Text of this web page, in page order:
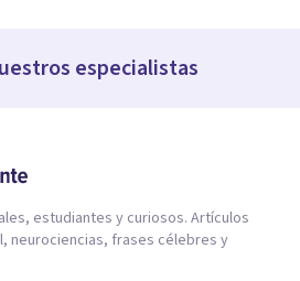
especialistas
estudiantes y curiosos. Artículos
neurociencias, frases célebres y